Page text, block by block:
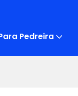
Pedreira